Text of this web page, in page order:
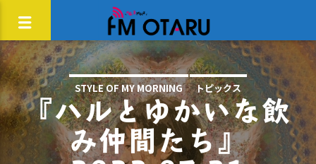
STYLE OF MY MORNING トピックス
『ハルとゆかいな飲
み仲間たち』